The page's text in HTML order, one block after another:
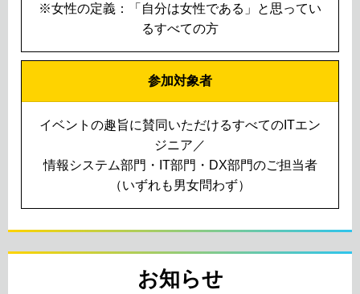
※女性の定義：「自分は女性である」と思ってい
るすべての方
参加対象者
イベントの趣旨に賛同いただけるすべてのITエン
ジニア／
情報システム部門・IT部門・DX部門のご担当者
（いずれも男女問わず）
お知らせ